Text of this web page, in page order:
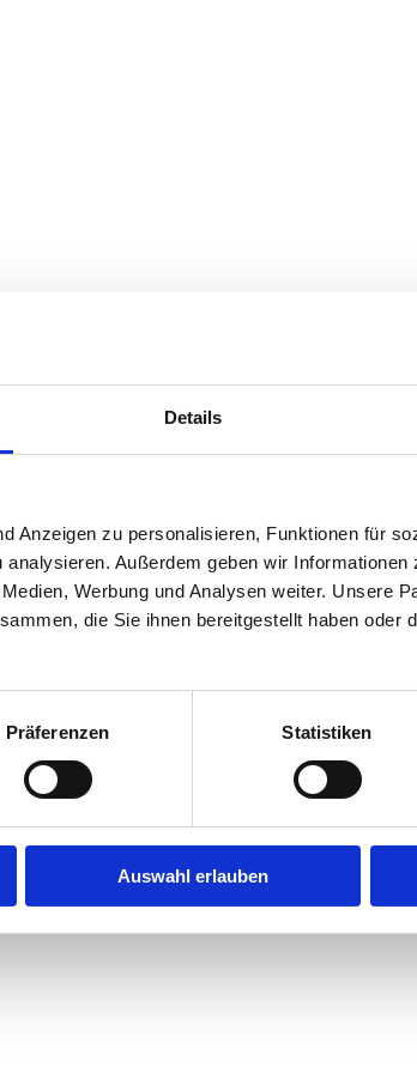
Details
Anzeigen zu personalisieren, Funktionen für
Außerdem geben wir Informationen
Werbung und Analysen weiter. Unsere
die Sie ihnen bereitgestellt haben oder
Präferenzen Statistiken
Auswahl erlauben
occurred while loadingjobninja.com(see the